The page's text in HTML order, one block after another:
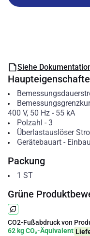
Siehe
400 V, 50 Hz - 55 kA
Polzahl - 3
Überlastauslöser
Gerätebauart-
Packung
1 ST
Grüne
CO2-Fußabdruck von
62 kg CO₂-Äquivalent